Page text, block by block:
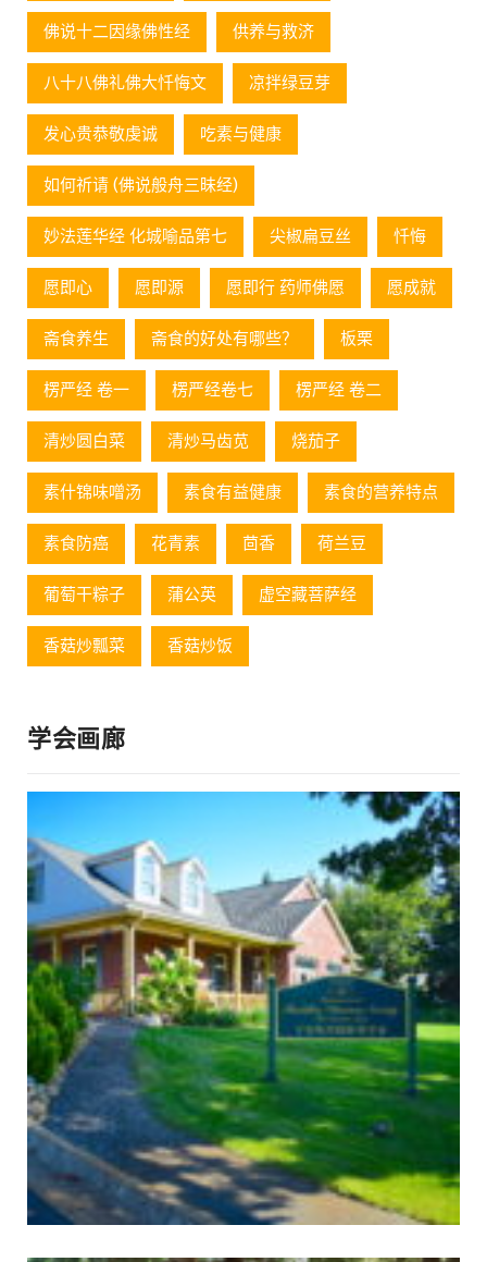
佛说十二因缘佛性经 供养与救济
八十八佛礼佛大忏悔文 凉拌绿豆芽
发心贵恭敬虔诚 吃素与健康
如何祈请 (佛说般舟三昧经)
妙法莲华经 化城喻品第七 尖椒扁豆丝 忏悔
愿即心 愿即源 愿即行 药师佛愿 愿成就
斋食养生 斋食的好处有哪些？ 板栗
楞严经 卷一 楞严经卷七 楞严经 卷二
清炒圆白菜 清炒马齿苋 烧茄子
素什锦味噌汤 素食有益健康 素食的营养特点
素食防癌 花青素 茴香 荷兰豆
葡萄⼲粽⼦ 蒲公英 虚空藏菩萨经
香菇炒瓢菜 香菇炒饭
学会画廊